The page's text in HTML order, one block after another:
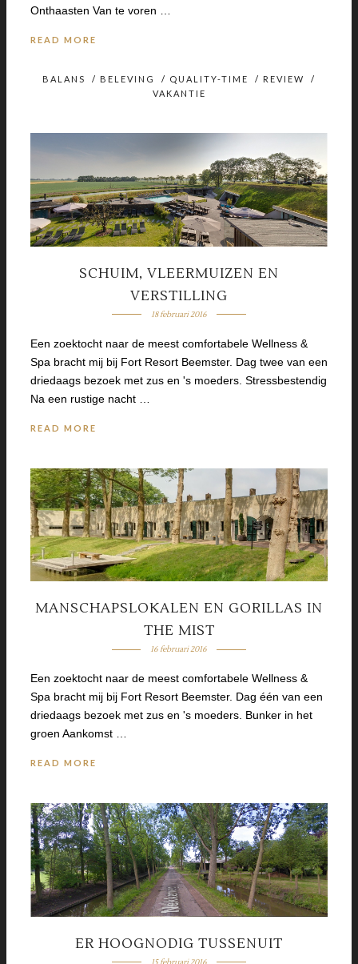
Onthaasten Van te voren …
READ MORE
BALANS / BELEVING / QUALITY-TIME / REVIEW
/
VAKANTIE
SCHUIM, VLEERMUIZEN EN
VERSTILLING
18 februari 2016
Een zoektocht naar de meest comfortabele Wellness &
Spa bracht mij bij Fort Resort Beemster. Dag twee van een
driedaags bezoek met zus en 's moeders. Stressbestendig
Na een rustige nacht …
READ MORE
MANSCHAPSLOKALEN EN GORILLAS IN
THE MIST
16 februari 2016
Een zoektocht naar de meest comfortabele Wellness &
Spa bracht mij bij Fort Resort Beemster. Dag één van een
driedaags bezoek met zus en 's moeders. Bunker in het
groen Aankomst …
READ MORE
ER HOOGNODIG TUSSENUIT
15 februari 2016